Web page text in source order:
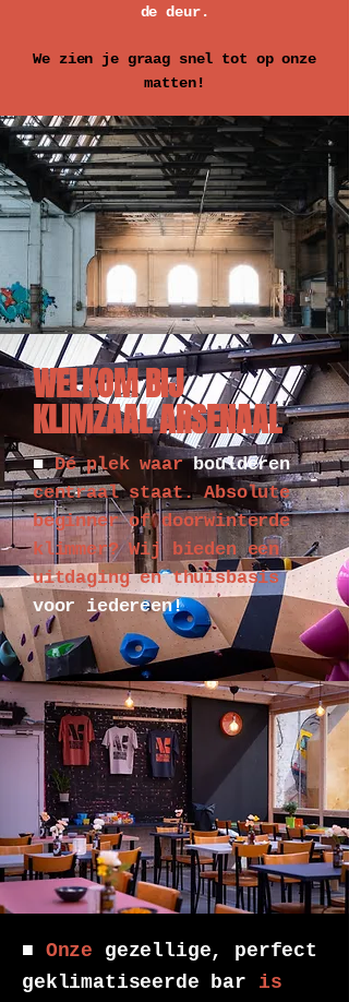
de deur.
We zien je graag snel tot op onze
matten!
WELKOM BIJ
KLIMZAAL ARSENAAL
■Dé plek waarboulderen
centraal staat. Absolute
beginner of doorwinterde
klimmer? Wij bieden een
uitdaging en thuisbasis
voor iedereen!
■ Onze gezellige, perfect
geklimatiseerde bar is